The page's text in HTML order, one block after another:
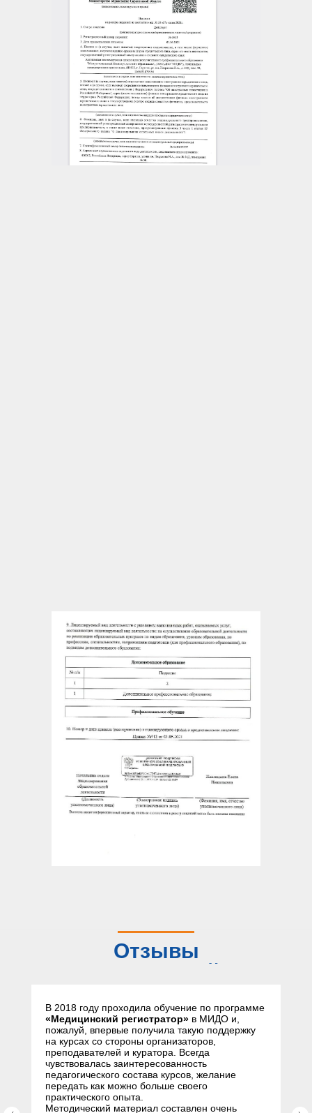
Отзывы
слушателей
В 2018 году проходила обучение по программе
«Медицинский регистратор» в МИДО и,
пожалуй, впервые получила такую поддержку
на курсах со стороны организаторов,
преподавателей и куратора. Всегда
чувствовалась заинтересованность
педагогического состава курсов, желание
передать как можно больше своего
практического опыта.
Методический материал составлен очень